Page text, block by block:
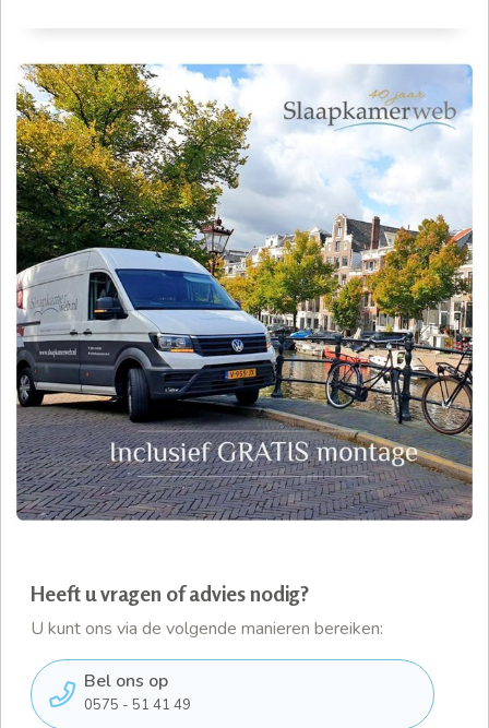
Heeft u vragen of advies nodig?
U kunt ons via de volgende manieren bereiken:
Bel ons op
0575 - 51 41 49